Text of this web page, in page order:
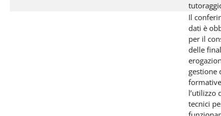
Il
dati è
per il
delle
gestione
l’utilizzo
tecnici